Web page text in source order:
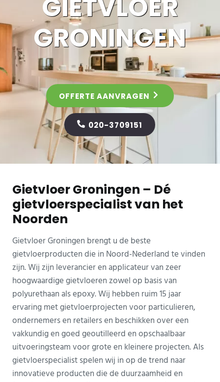
GIETVLOER
GRONING­EN
OFFERTE AANVRAGEN
020-3709151
Gietvloer Groningen – Dé
gietvloerspecialist van het
Noorden
Gietvloer Groningen brengt u de beste
gietvloerproducten die in Noord-Nederland te vinden
zijn. Wij zijn leverancier en applicateur van zeer
hoogwaardige gietvloeren zowel op basis van
polyurethaan als epoxy. Wij hebben ruim 15 jaar
ervaring met gietvloerprojecten voor particulieren,
ondernemers en retailers en beschikken over een
vakkundig en goed geoutilleerd en opschaalbaar
uitvoeringsteam voor grote en kleinere projecten. Als
gietvloerspecialist spelen wij in op de trend naar
innovatieve producten die de duurzaamheid en